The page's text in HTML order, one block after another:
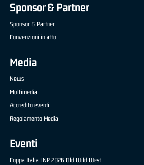
Sponsor & Partner
Sponsor & Partner
Convenzioni in atto
Media
News
Multimedia
Accredito eventi
Regolamento Media
Eventi
Coppa Italia LNP 2026 Old Wild West